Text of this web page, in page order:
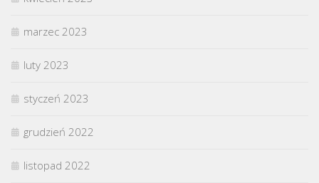
marzec 2023
luty 2023
styczeń 2023
grudzień 2022
listopad 2022